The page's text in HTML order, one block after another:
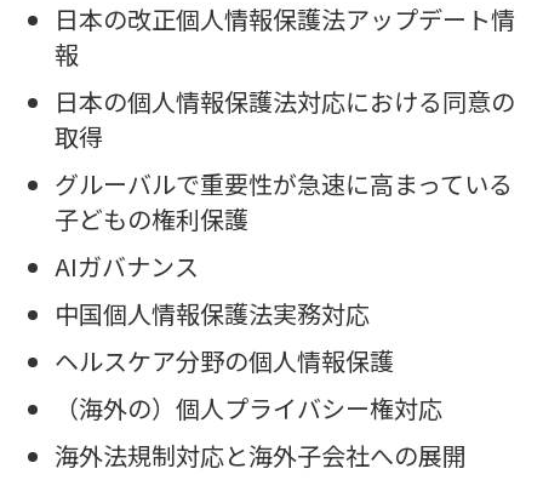
日本の改正個人情報保護法アップデート情
報
日本の個人情報保護法対応における同意の
取得
グルーバルで重要性が急速に高まっている
子どもの権利保護
AIガバナンス
中国個人情報保護法実務対応
ヘルスケア分野の個人情報保護
（海外の）個人プライバシー権対応
海外法規制対応と海外子会社への展開